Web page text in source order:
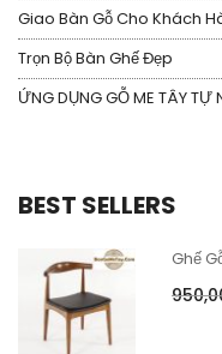
Giao Bàn Gỗ Cho Khách
Trọn Bộ Bàn Ghế Đẹp
ỨNG DỤNG GỖ ME TÂY TỰ
BEST SELLERS
Ghế